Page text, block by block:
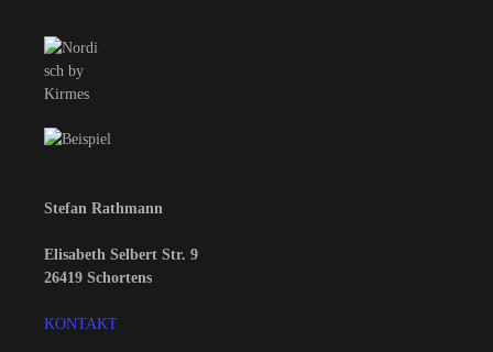
Stefan Rathmann
Elisabeth Selbert Str. 9
26419 Schortens
KONTAKT